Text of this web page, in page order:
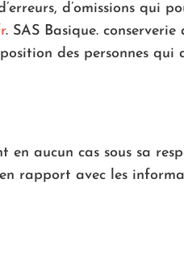
d’omissions qui
. SAS Basique. conserverie
des personnes qui
en aucun cas sous sa
rapport avec les